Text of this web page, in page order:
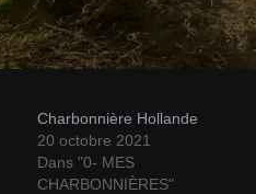
Charbonnière Hollande
20 octobre 2021
Dans "0- MES
CHARBONNIÈRES"